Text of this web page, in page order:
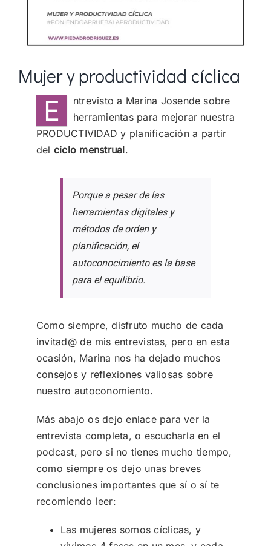
Mujer y productividad cíclica
E
ntrevisto a Marina Josende sobre
herramientas para mejorar nuestra
PRODUCTIVIDAD y planificación a partir
del ciclo menstrual.
Porque a pesar de las
herramientas digitales y
métodos de orden y
planificación, el
autoconocimiento es la base
para el equilibrio.
Como siempre, disfruto mucho de cada
invitad@ de mis entrevistas, pero en esta
ocasión, Marina nos ha dejado muchos
consejos y reflexiones valiosas sobre
nuestro autoconomiento.
Más abajo os dejo enlace para ver la
entrevista completa, o escucharla en el
podcast, pero si no tienes mucho tiempo,
como siempre os dejo unas breves
conclusiones importantes que sí o sí te
recomiendo leer:
Las mujeres somos cíclicas, y